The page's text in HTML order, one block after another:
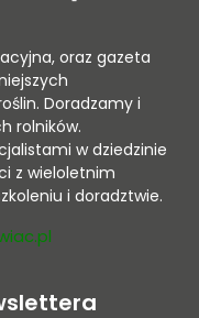
oraz gazeta
Doradzamy i
rolników.
w dziedzinie
z wieloletnim
i doradztwie.